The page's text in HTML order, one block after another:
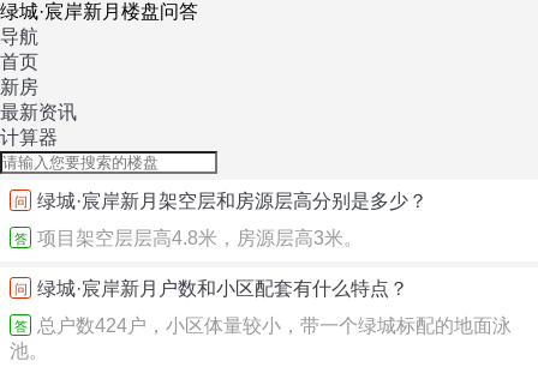
绿城·宸岸新月楼盘问答
导航
首页
新房
最新资讯
计算器
问 绿城·宸岸新月架空层和房源层高分别是多少？
答 项目架空层层高4.8米，房源层高3米。
问 绿城·宸岸新月户数和小区配套有什么特点？
答
总户数424户，小区体量较小，带一个绿城标配的地面泳
池。